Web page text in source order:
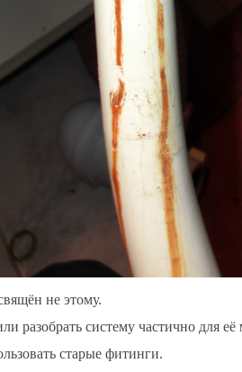
не этому.
разобрать систему частично для
старые фитинги.